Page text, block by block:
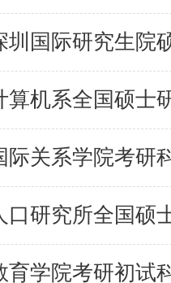
北竞争大，压
考研集训营，
、清北强基营
营，更有清北
领学，班主任
，学员遍布清
圳国际研究生院
际关系学院考研
育学院考研初试